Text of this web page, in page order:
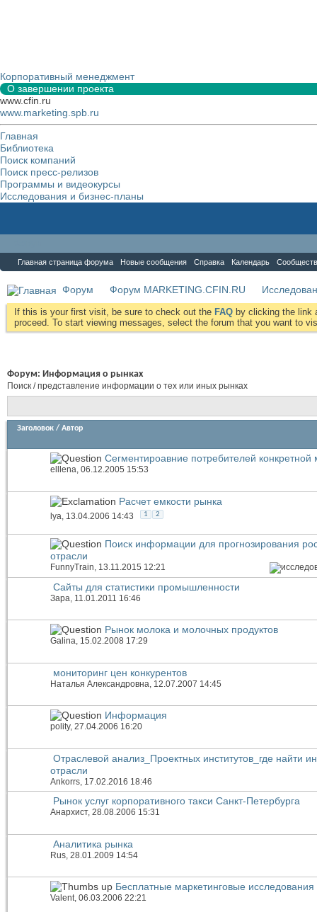
Корпоративный менеджмент
О завершении проекта
www.cfin.ru
www.marketing.spb.ru
Главная
Библиотека
Поиск компаний
Поиск пресс-релизов
Программы и видеокурсы
Исследования и бизнес-планы
Главная страница форума Новые сообщения Справка Календарь
Форум Форум MARKETING.CFIN.RU
If this is your first visit, be sure to check out the FAQ by clicking the link
proceed. To start viewing messages, select the forum that you want to
Форум: Информация о рынках
Поиск / представление информации о тех или иных рынках
Заголовок / Автор
Сегментироавние потребителей конкретной
elllena, 06.12.2005 15:53
Расчет емкости рынка
lya, 13.04.2006 14:43 1 2
Поиск информации для прогнозирования
отрасли
FunnyTrain, 13.11.2015 12:21
Сайты для статистики промышленности
Зара , 11.01.2011 16:46
Рынок молока и молочных продуктов
Galina, 15.02.2008 17:29
мониторинг цен конкурентов
Наталья Александровна , 12.07.2007 14:45
Информация
polity, 27.04.2006 16:20
Отраслевой анализ_Проектных институтов_где найти
отрасли
Ankorrs , 17.02.2016 18:46
Рынок услуг корпоративного такси Санкт-Петербурга
Анархист, 28.08.2006 15:31
Аналитика рынка
Rus , 28.01.2009 14:54
Бесплатные маркетинговые исследования
Valent, 06.03.2006 22:21